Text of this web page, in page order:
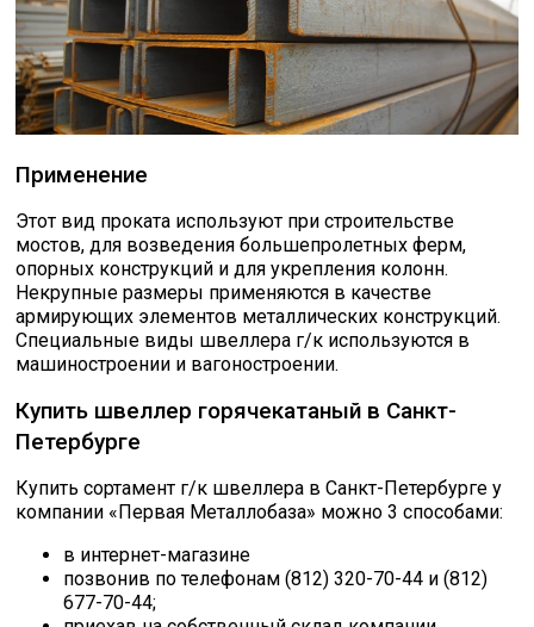
Электроды
Проволока
Остальное
Нержавейка
Алюминиевый прокат
Применение
Этот вид проката используют при строительстве
мостов, для возведения большепролетных ферм,
опорных конструкций и для укрепления колонн.
Некрупные размеры применяются в качестве
армирующих элементов металлических конструкций.
Специальные виды швеллера г/к используются в
машиностроении и вагоностроении.
Купить швеллер горячекатаный в Санкт-
Петербурге
Купить сортамент г/к швеллера в Санкт-Петербурге у
компании «Первая Металлобаза» можно 3 способами:
в интернет-магазине
позвонив по телефонам (812) 320-70-44 и (812)
677-70-44;